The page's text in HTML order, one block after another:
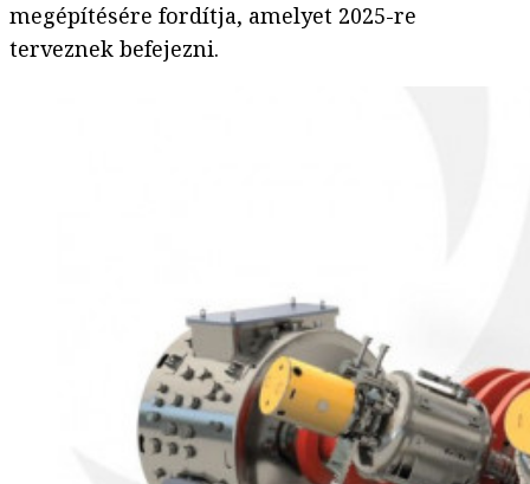
megépítésére fordítja, amelyet 2025-re
terveznek befejezni.